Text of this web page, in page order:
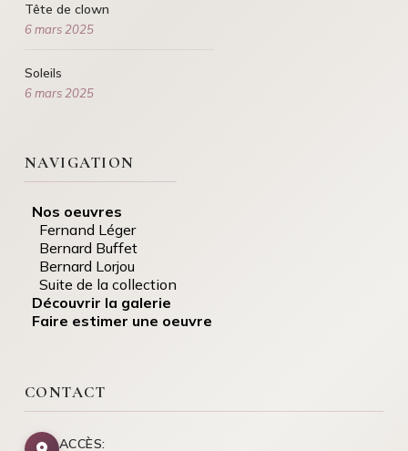
Tête de clown
6 mars 2025
Soleils
6 mars 2025
NAVIGATION
Nos oeuvres
Fernand Léger
Bernard Buffet
Bernard Lorjou
Suite de la collection
Découvrir la galerie
Faire estimer une oeuvre
CONTACT
ACCÈS: